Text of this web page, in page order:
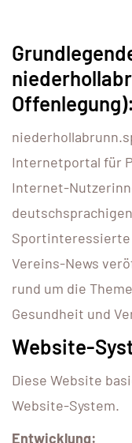
Offenlegung):
Internetportal für
Internet-
Sportinteressierte
Vereins-News
rund um die
Gesundheit und
Website-
Diese Website
Website-System.
Entwicklung: